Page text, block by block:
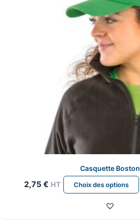
Casquette Boston
2,75 € HT Choix des options